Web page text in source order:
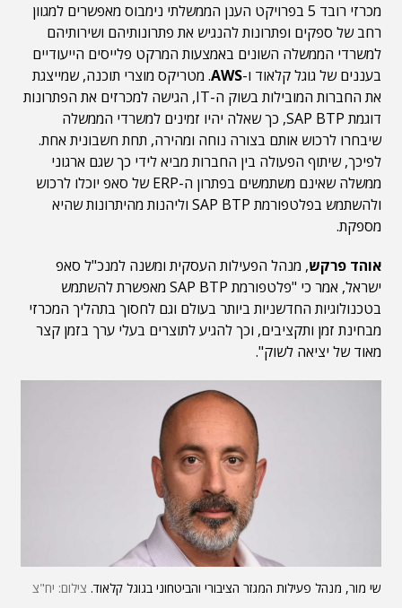
מכרזי רובד 5 בפרויקט הענן הממשלתי נימבוס מאפשרים למגוון
רחב של ספקים ופתרונות להנגיש את פתרונותיהם ושירותיהם
למשרדי הממשלה השונים באמצעות המרקט פלייסים הייעודיים
בעננים של גוגל קלאוד ו-AWS. מטריקס מוצרי תוכנה, שמייצגת
את החברות המובילות בשוק ה-IT, הגישה למכרזים את הפתרונות
דוגמת SAP BTP, כך שאלה יהיו זמינים למשרדי הממשלה
שיבחרו לרכוש אותם בצורה נוחה ומהירה, תחת חשבונית אחת.
לפיכך, שיתוף הפעולה בין החברות מביא לידי כך שגם ארגוני
ממשלה שאינם משתמשים בפתרון ה-ERP של סאפ יוכלו לרכוש
ולהשתמש בפלטפורמת SAP BTP וליהנות מהיתרונות שהיא
מספקת.
אוהד פרקש, מנהל הפעילות העסקית ומשנה למנכ"ל סאפ
ישראל, אמר כי "פלטפורמת SAP BTP מאפשרת להשתמש
בטכנולוגיות החדשניות ביותר בעולם וגם לחסוך בתהליך המכרזי
מבחינת זמן ותקציבים, וכך להגיע לתוצרים בעלי ערך בזמן קצר
מאוד של יציאה לשוק".
שי מור, מנהל פעילות המגזר הציבורי והביטחוני בגוגל קלאוד. צילום: יח"צ